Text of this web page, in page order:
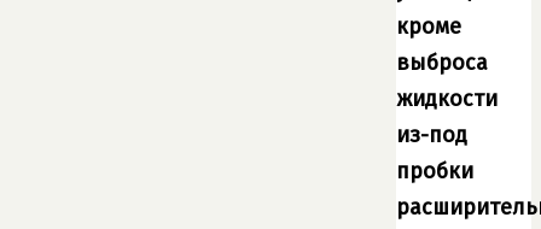
кроме
выброса
жидкости
из-под
пробки